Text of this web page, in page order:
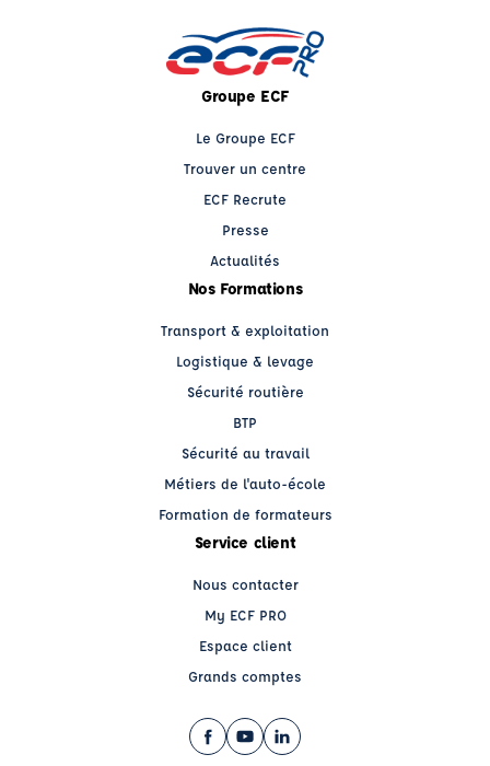
Groupe ECF
Le Groupe ECF
Trouver un centre
ECF Recrute
Presse
Actualités
Nos Formations
Transport & exploitation
Logistique & levage
Sécurité routière
BTP
Sécurité au travail
Métiers de l'auto-école
Formation de formateurs
Service client
Nous contacter
My ECF PRO
Espace client
Grands comptes
Facebook (nouvelle fenêtre)
YouTube (nouvelle fenêtre)
LinkedIn (nouvelle fenêtre)